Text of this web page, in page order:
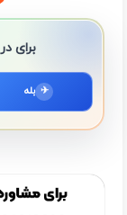
برای
✈ بله